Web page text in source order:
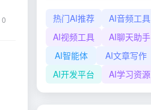
0 热门AI推荐 AI音频工具
AI视频工具
AI聊天助手
AI智能体
AI文章写作
AI开发平台
AI学习资源